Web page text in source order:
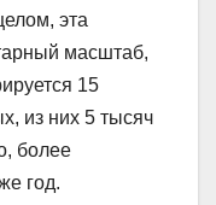
эта
масштаб,
15
из них 5 тысяч
более
год.